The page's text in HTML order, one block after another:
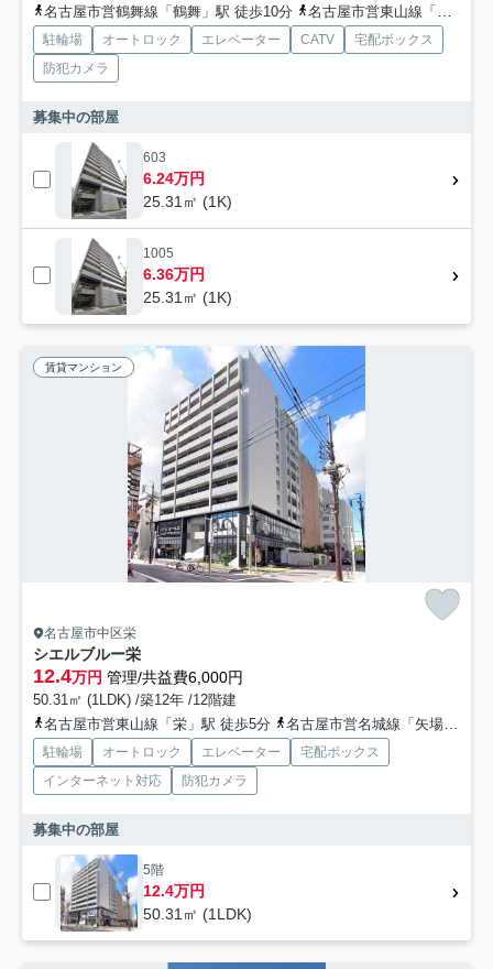
名古屋市営鶴舞線「鶴舞」駅 徒歩10分 名古屋市営東山線「新栄町」駅 徒歩12分
駐輪場 オートロック エレベーター CATV
宅配ボックス
防犯カメラ
募集中の部屋
603
6.24万円
25.31㎡ (1K)
1005
6.36万円
25.31㎡ (1K)
賃貸マンション
名古屋市中区栄
シエルブルー栄
12.4万円 管理/共益費6,000円
50.31㎡ (1LDK) /築12年 /12階建
名古屋市営東山線「栄」駅 徒歩5分
名古屋市営名城線「矢場町」駅 徒歩10分
駐輪場 オートロック エレベーター
宅配ボックス
インターネット対応
防犯カメラ
募集中の部屋
5階
12.4万円
50.31㎡ (1LDK)